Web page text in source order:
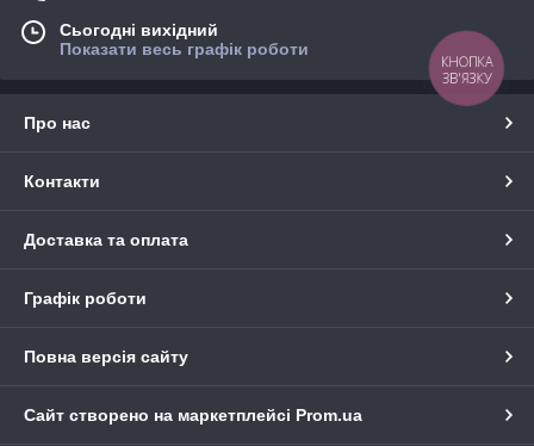
Сьогодні вихідний
Показати весь графік роботи
Про нас
Контакти
Доставка та оплата
Графік роботи
Повна версія сайту
Сайт створено на маркетплейсі Prom.ua
КНОПКА
ЗВ'ЯЗКУ